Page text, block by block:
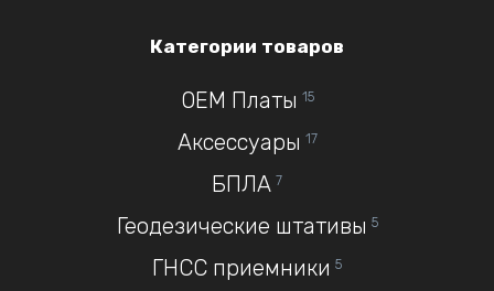
Категории товаров
OEM Платы 15
Аксессуары 17
БПЛА 7
Геодезические штативы 5
ГНСС приемники 5